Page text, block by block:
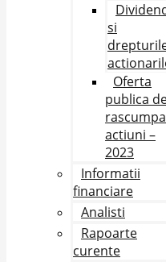
si
Oferta
publica
actiuni –
2023
Informatii
financiare
Analisti
Rapoarte
curente